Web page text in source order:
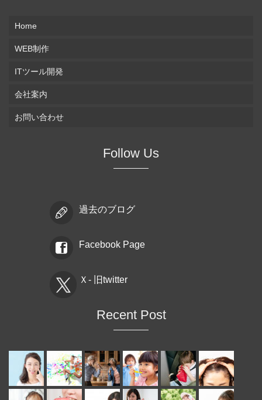
Home
WEB制作
ITツール開発
会社案内
お問い合わせ
Follow Us
過去のブログ
Facebook Page
Ｘ- 旧twitter
Recent Post